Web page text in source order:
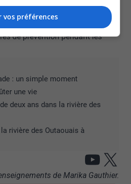
mai et septembre correspond
noyade au pays, ce qui renforce
de prévention pendant les
: un simple moment
une vie
deux ans dans la rivière des
rivière des Outaouais à
X
de Marika Gauthier.
vos préférences